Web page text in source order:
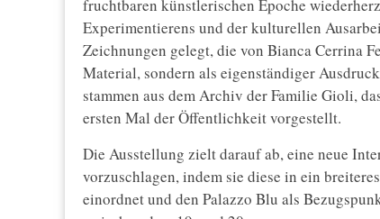
fruchtbaren künstlerischen Epoche
Experimentierens und der kulturellen
Zeichnungen gelegt, die von Bianca Cerrina
Material, sondern als eigenständiger
stammen aus dem Archiv der Familie Gioli,
ersten Mal der Öffentlichkeit vorgestellt.
Die Ausstellung zielt darauf ab, eine neue
vorzuschlagen, indem sie diese in ein
einordnet und den Palazzo Blu als